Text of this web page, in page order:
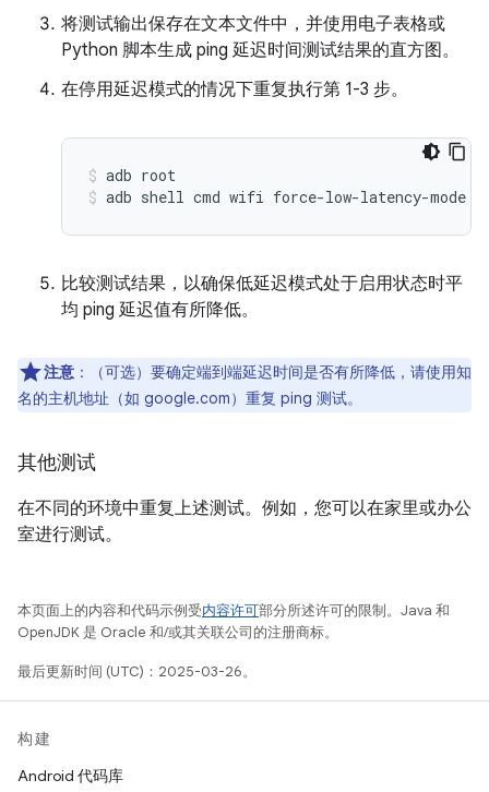
将测试输出保存在文本文件中，并使用电子表格或
Python 脚本生成 ping 延迟时间测试结果的直方图。
在停用延迟模式的情况下重复执行第 1-3 步。
adb root
adb shell cmd wifi force-low-latency-mode
比较测试结果，以确保低延迟模式处于启用状态时平
均 ping 延迟值有所降低。
注意 ：（可选）要确定端到端延迟时间是否有所降低，请使用知
名的主机地址（如 google.com）重复 ping 测试。
其他测试
在不同的环境中重复上述测试。例如，您可以在家里或办公
室进行测试。
本页面上的内容和代码示例受内容许可部分所述许可的限制。Java 和
OpenJDK 是 Oracle 和/或其关联公司的注册商标。
最后更新时间 (UTC)：2025-03-26。
构建
Android 代码库